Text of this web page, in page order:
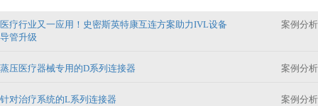
医疗行业又一应用！史密斯英特康互连方案助力IVL设备
导管升级
案例分析
蒸压医疗器械专用的D系列连接器 案例分析
针对治疗系统的L系列连接器 案例分析